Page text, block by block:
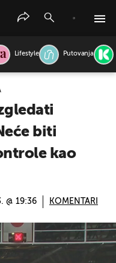
Lifestyle Putovanja
biti
kao
@ 19:36 KOMENTARI